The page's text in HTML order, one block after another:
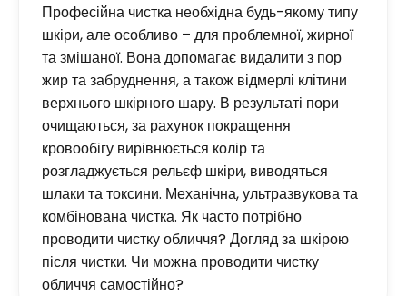
Професійна чистка необхідна будь-якому типу
шкіри, але особливо – для проблемної, жирної
та змішаної. Вона допомагає видалити з пор
жир та забруднення, а також відмерлі клітини
верхнього шкірного шару. В результаті пори
очищаються, за рахунок покращення
кровообігу вирівнюється колір та
розгладжується рельєф шкіри, виводяться
шлаки та токсини. Механічна, ультразвукова та
комбінована чистка. Як часто потрібно
проводити чистку обличчя? Догляд за шкірою
після чистки. Чи можна проводити чистку
обличчя самостійно?